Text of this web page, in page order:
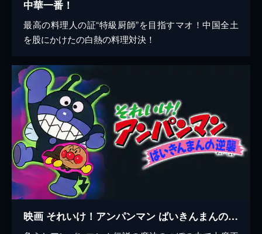
中華一番！
最高の料理人の証“特級厨師”を目指すマオ！中国全土
を股にかけたの白熱の料理対決！
映画 それいけ！アンパンマン ばいきんまんの逆襲